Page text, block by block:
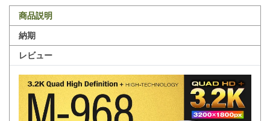
商品説明
納期
レビュー